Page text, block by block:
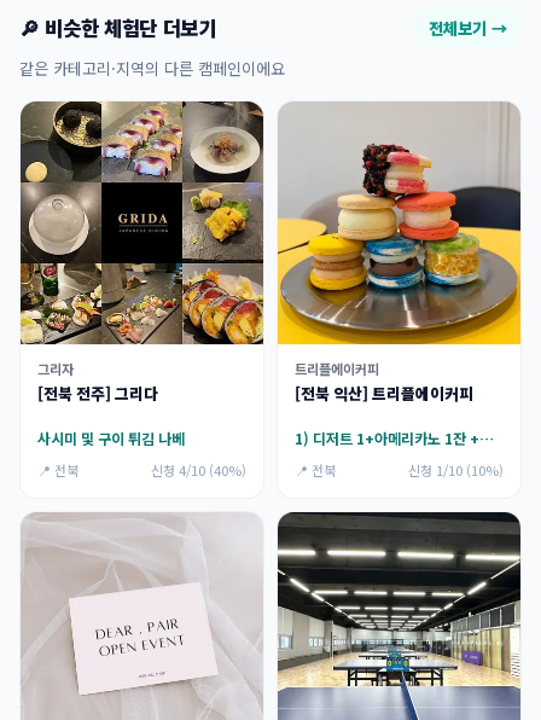
🔎 비슷한 체험단 더보기 전체보기 →
같은 카테고리·지역의 다른 캠페인이에요
그리자
[전북 전주] 그리다
사시미 및 구이 튀김 나베
📍 전북 신청 4/10 (40%)
트리플에이커피
[전북 익산] 트리플에이커피
1) 디저트 1+아메리카노 1잔 +음료 1잔,2) 13.000원 이용권
📍 전북 신청 1/10 (10%)